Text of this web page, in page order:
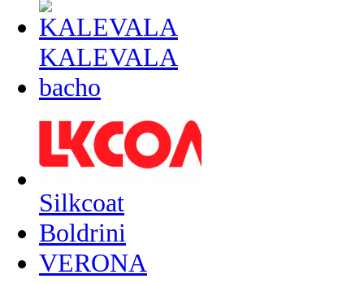
KALEVALA
bacho
Silkcoat
Boldrini
VERONA